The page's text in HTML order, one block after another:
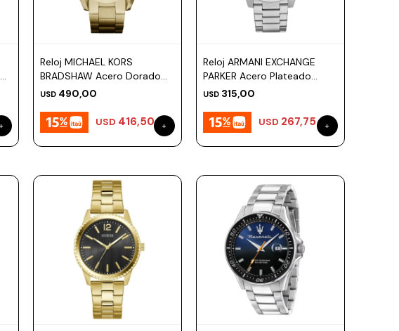
Reloj MICHAEL KORS
BRADSHAW Acero Dorado
Esfera 43mm
USD 490,00
USD 416,50
Reloj ARMANI EXCHANGE
PARKER Acero Plateado
Esfera 42mm
USD 315,00
USD 267,75